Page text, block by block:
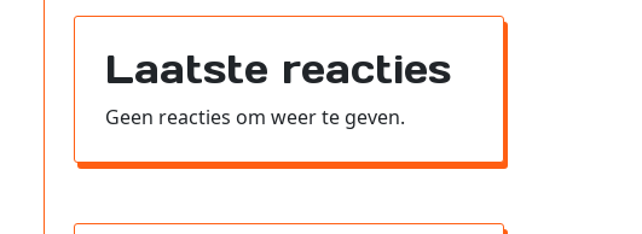
Laatste reacties
Geen reacties om weer te geven.